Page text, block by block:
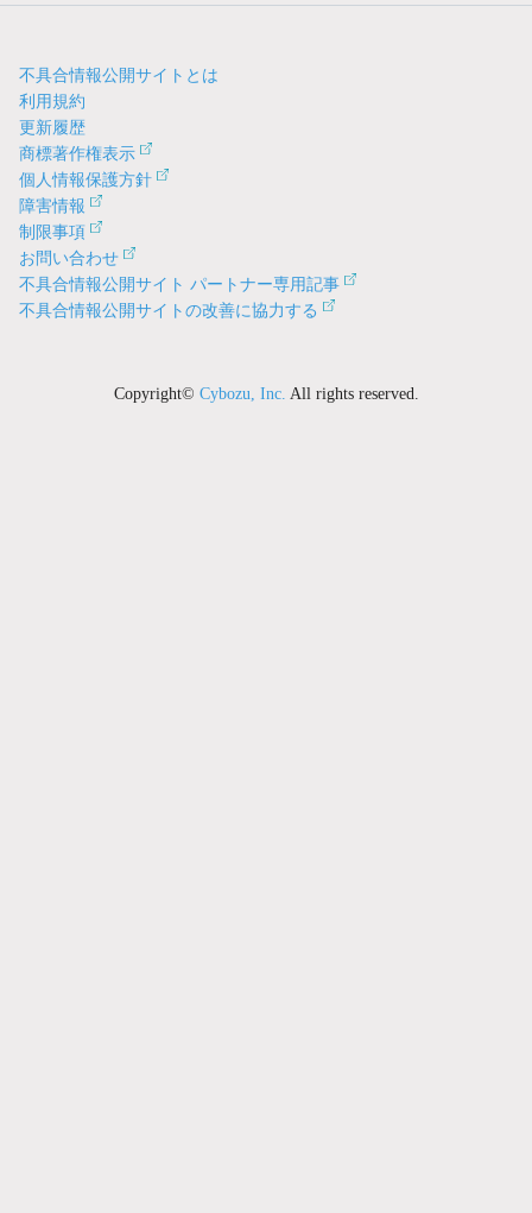
不具合情報公開サイトとは
利用規約
更新履歴
商標著作権表示
個人情報保護方針
障害情報
制限事項
お問い合わせ
不具合情報公開サイト パートナー専用記事
不具合情報公開サイトの改善に協力する
Copyright© Cybozu, Inc. All rights reserved.